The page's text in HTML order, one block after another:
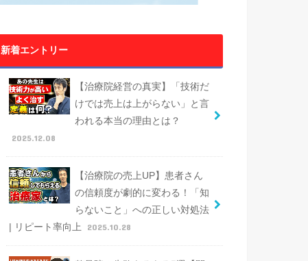
新着エントリー
【治療院経営の真実】「技術だ
けでは売上は上がらない」と言
われる本当の理由とは？
2025.12.08
【治療院の売上UP】患者さん
の信頼度が劇的に変わる！「知
らないこと」への正しい対処法
| リピート率向上
2025.10.28